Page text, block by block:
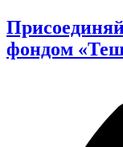
фондом